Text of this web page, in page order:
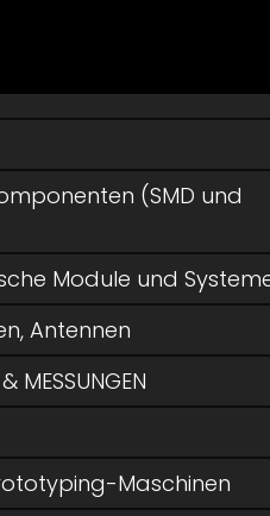
(SMD und
Module und
Antennen
MESSUNGEN
Maschinen